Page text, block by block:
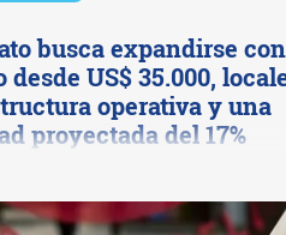
busca expandirse con
desde US$ 35.000,
operativa y una
proyectada del 17%